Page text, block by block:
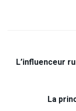
L’influenceur
La